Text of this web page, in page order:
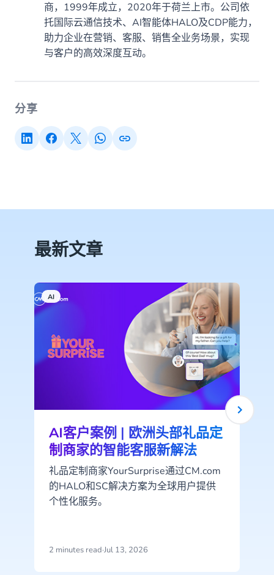
商，1999年成立，2020年于荷兰上市。公司依
托国际云通信技术、AI智能体HALO及CDP能力，
助力企业在营销、客服、销售全业务场景，实现
与客户的高效深度互动。
分享
最新文章
AI
AI客户案例 | 欧洲头部礼品定
制商家的智能客服新解法
礼品定制商家YourSurprise通过CM.com
的HALO和SC解决方案为全球用户提供
个性化服务。
2 minutes read·Jul 13, 2026